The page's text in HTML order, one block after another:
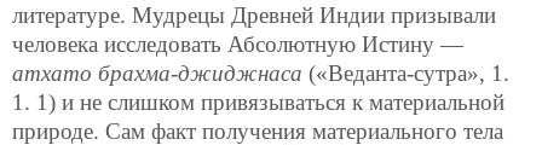
литературе. Мудрецы Древней Индии призывали
человека исследовать Абсолютную Истину —
атхато брахма-джиджнаса («Веданта-сутра», 1.
1. 1) и не слишком привязываться к материальной
природе. Сам факт получения материального тела